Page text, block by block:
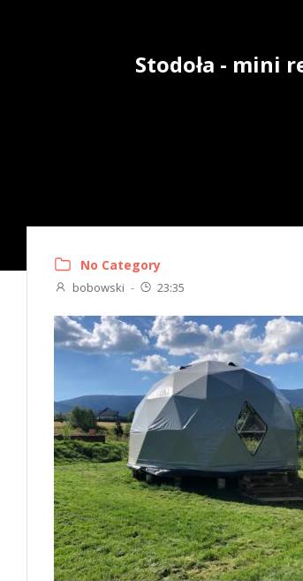
Stodoła - mini
No Category
bobowski - 23:35